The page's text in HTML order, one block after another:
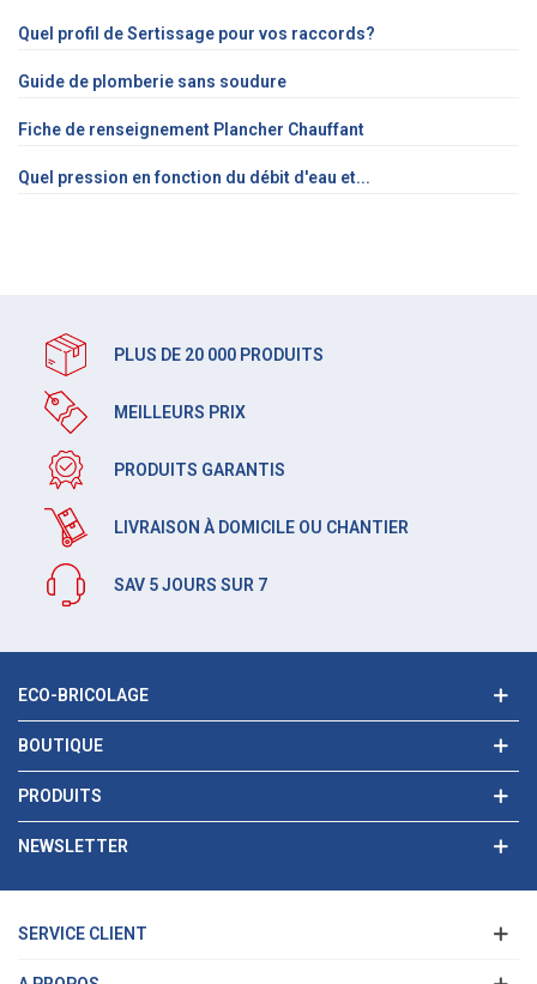
Quel profil de Sertissage pour vos raccords?
Guide de plomberie sans soudure
Fiche de renseignement Plancher Chauffant
Quel pression en fonction du débit d'eau et...
PLUS DE 20 000 PRODUITS
MEILLEURS PRIX
PRODUITS GARANTIS
LIVRAISON À DOMICILE OU CHANTIER
SAV 5 JOURS SUR 7
ECO-BRICOLAGE
BOUTIQUE
PRODUITS
NEWSLETTER
SERVICE CLIENT